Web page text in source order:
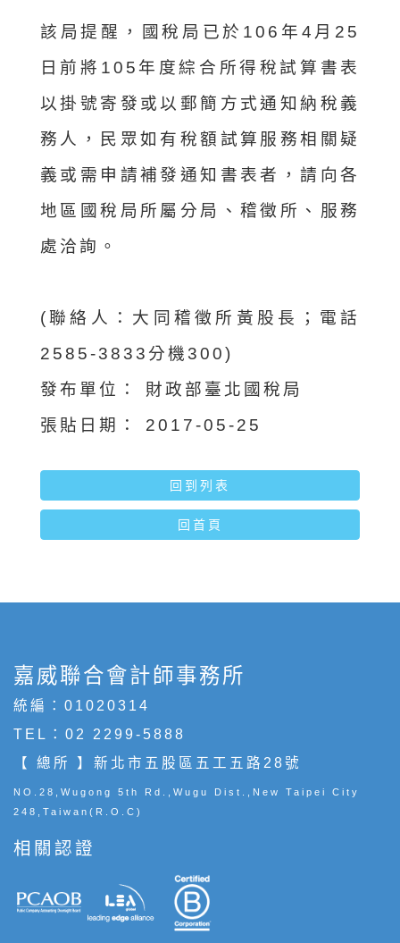
該局提醒，國稅局已於106年4月25
日前將105年度綜合所得稅試算書表
以掛號寄發或以郵簡方式通知納稅義
務人，民眾如有稅額試算服務相關疑
義或需申請補發通知書表者，請向各
地區國稅局所屬分局、稽徵所、服務
處洽詢。
(聯絡人：大同稽徵所黃股長；電話
2585-3833分機300)
發布單位：
財政部臺北國稅局
張貼日期：
2017-05-25
回到列表
回首頁
嘉威聯合會計師事務所
統編：01020314
TEL： 02 2299-5888
【 總所 】新北市五股區五工五路28號
NO.28,Wugong 5th Rd.,Wugu Dist.,New Taipei City
248,Taiwan(R.O.C)
相關認證